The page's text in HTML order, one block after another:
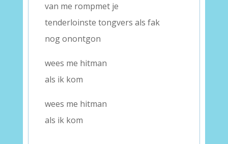
van me rompmet je
tenderloinste tongvers als fak
nog onontgon
wees me hitman
als ik kom
wees me hitman
als ik kom